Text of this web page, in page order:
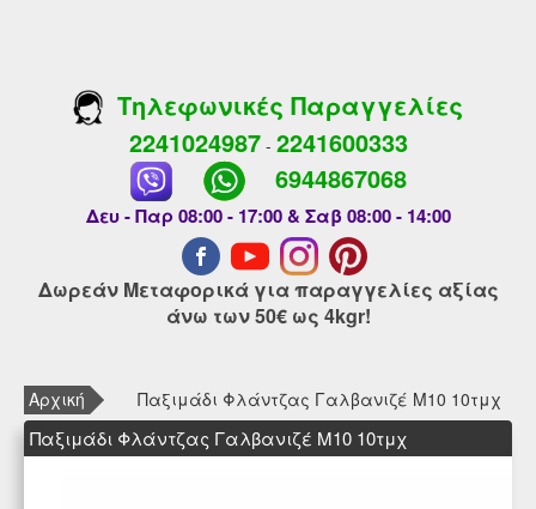
Τηλεφωνικές Παραγγελίες
2241024987- 2241600333
6944867068
Δευ - Παρ 08:00 - 17:00 & Σαβ 08:00 - 14:00
Δωρεάν Μεταφορικά για παραγγελίες αξίας
άνω των 50€ ως 4kgr!
Αρχική Παξιμάδι Φλάντζας Γαλβανιζέ Μ10 10τμχ
Παξιμάδι Φλάντζας Γαλβανιζέ Μ10 10τμχ